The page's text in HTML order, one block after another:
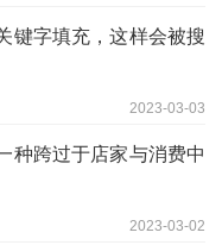
键字填充，这样会被搜
2023-03-03
种跨过于店家与消费中
2023-03-02